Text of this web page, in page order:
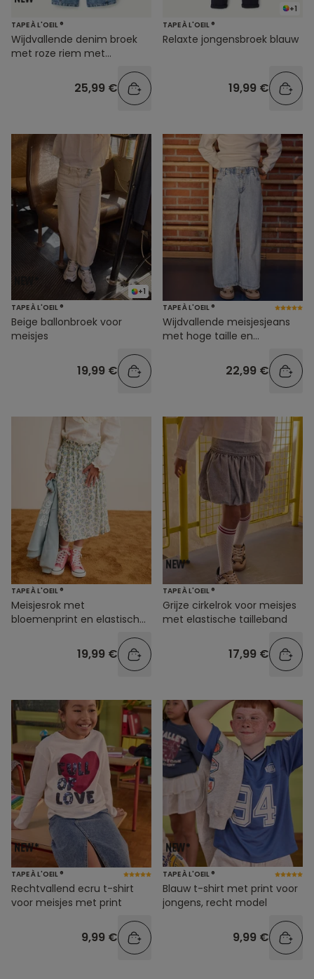
TAPE À L'OEIL ®
Wijdvallende denim broek
met roze riem met
25,99 €
+1
TAPE À L'OEIL ®
Relaxte jongensbroek blauw
19,99 €
+1
TAPE À L'OEIL ®
Beige ballonbroek voor
meisjes
19,99 €
TAPE À L'OEIL ®
Wijdvallende meisjesjeans
met hoge taille en
22,99 €
TAPE À L'OEIL ®
Meisjesrok met
bloemenprint en elastische
19,99 €
TAPE À L'OEIL ®
Grijze cirkelrok voor meisjes
met elastische tailleband
17,99 €
TAPE À L'OEIL ®
Rechtvallend ecru t-shirt
voor meisjes met print
9,99 €
TAPE À L'OEIL ®
Blauw t-shirt met print voor
jongens, recht model
9,99 €